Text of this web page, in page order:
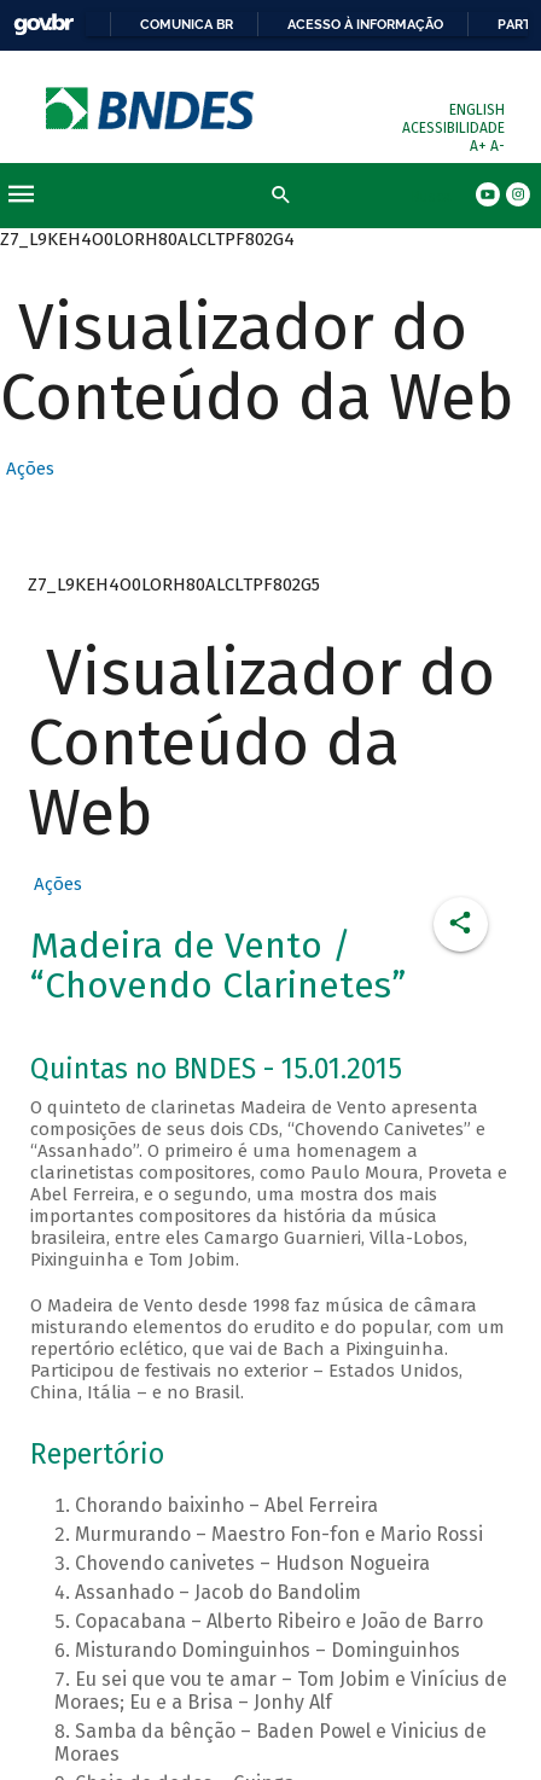
COMUNICA BR ACESSO À INFORMAÇÃO
ENGLISH
ACESSIBILIDADE
A+ A-
Z7_L9KEH4O0LORH80ALCLTPF802G4
Visualizador do
Conteúdo da Web
Ações
Z7_L9KEH4O0LORH80ALCLTPF802G5
Visualizador do
Conteúdo da
Web
Ações
Madeira de Vento /
“Chovendo Clarinetes”
Quintas no BNDES - 15.01.2015
O quinteto de clarinetas Madeira de Vento apresenta
composições de seus dois CDs, “Chovendo Canivetes” e
“Assanhado”. O primeiro é uma homenagem a
clarinetistas compositores, como Paulo Moura, Proveta e
Abel Ferreira, e o segundo, uma mostra dos mais
importantes compositores da história da música
brasileira, entre eles Camargo Guarnieri, Villa-Lobos,
Pixinguinha e Tom Jobim.
O Madeira de Vento desde 1998 faz música de câmara
misturando elementos do erudito e do popular, com um
repertório eclético, que vai de Bach a Pixinguinha.
Participou de festivais no exterior – Estados Unidos,
China, Itália – e no Brasil.
Repertório
Chorando baixinho – Abel Ferreira
Murmurando – Maestro Fon-fon e Mario Rossi
Chovendo canivetes – Hudson Nogueira
Assanhado – Jacob do Bandolim
Copacabana – Alberto Ribeiro e João de Barro
Misturando Dominguinhos – Dominguinhos
Eu sei que vou te amar – Tom Jobim e Vinícius de
Moraes; Eu e a Brisa – Jonhy Alf
Samba da bênção – Baden Powel e Vinicius de
Moraes